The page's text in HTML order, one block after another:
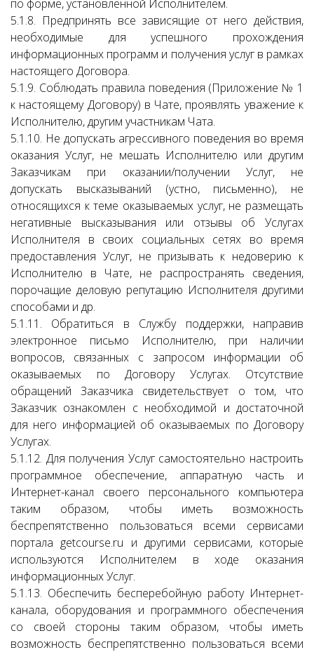
по форме, установленной Исполнителем.
5.1.8. Предпринять все зависящие от него действия,
необходимые для успешного прохождения
информационных программ и получения услуг в рамках
настоящего Договора.
5.1.9. Соблюдать правила поведения (Приложение № 1
к настоящему Договору) в Чате, проявлять уважение к
Исполнителю, другим участникам Чата.
5.1.10. Не допускать агрессивного поведения во время
оказания Услуг, не мешать Исполнителю или другим
Заказчикам при оказании/получении Услуг, не
допускать высказываний (устно, письменно), не
относящихся к теме оказываемых услуг, не размещать
негативные высказывания или отзывы об Услугах
Исполнителя в своих социальных сетях во время
предоставления Услуг, не призывать к недоверию к
Исполнителю в Чате, не распространять сведения,
порочащие деловую репутацию Исполнителя другими
способами и др.
5.1.11. Обратиться в Службу поддержки, направив
электронное письмо Исполнителю, при наличии
вопросов, связанных с запросом информации об
оказываемых по Договору Услугах. Отсутствие
обращений Заказчика свидетельствует о том, что
Заказчик ознакомлен с необходимой и достаточной
для него информацией об оказываемых по Договору
Услугах.
5.1.12. Для получения Услуг самостоятельно настроить
программное обеспечение, аппаратную часть и
Интернет-канал своего персонального компьютера
таким образом, чтобы иметь возможность
беспрепятственно пользоваться всеми сервисами
портала getcourse.ru и другими сервисами, которые
используются Исполнителем в ходе оказания
информационных Услуг.
5.1.13. Обеспечить бесперебойную работу Интернет-
канала, оборудования и программного обеспечения
со своей стороны таким образом, чтобы иметь
возможность беспрепятственно пользоваться всеми